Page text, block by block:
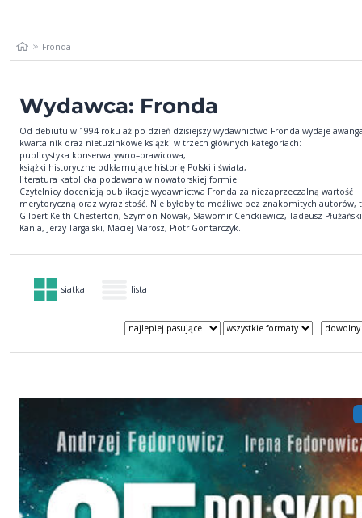
Fronda
Wydawca: Fronda
Od debiutu w 1994 roku aż po dzień dzisiejszy wydawnictwo Fronda wydaje
kwartalnik oraz nietuzinkowe książki w trzech głównych kategoriach:
publicystyka konserwatywno–prawicowa,
książki historyczne odkłamujące historię Polski i świata,
literatura katolicka podawana w nowatorskiej formie.
Czytelnicy doceniają publikacje wydawnictwa Fronda za niezaprzeczalną wartość
merytoryczną oraz wyrazistość. Nie byłoby to możliwe bez znakomitych autorów,
Gilbert Keith Chesterton, Szymon Nowak, Sławomir Cenckiewicz, Tadeusz
Kania, Jerzy Targalski, Maciej Marosz, Piotr Gontarczyk.
siatka lista